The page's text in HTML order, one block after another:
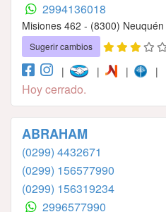
2994136018
Misiones 462 - (8300) Neuquén
Sugerir cambios
| | | |
Hoy cerrado.
ABRAHAM
(0299) 4432671
(0299) 156577990
(0299) 156319234
2996577990